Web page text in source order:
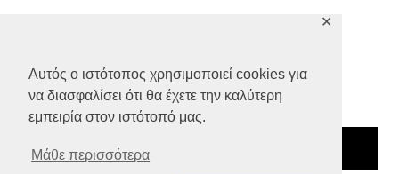
Αυτός ο ιστότοπος χρησιμοποιεί cookies για
να διασφαλίσει ότι θα έχετε την καλύτερη
εμπειρία στον ιστότοπό μας.
Μάθε περισσότερα
✕